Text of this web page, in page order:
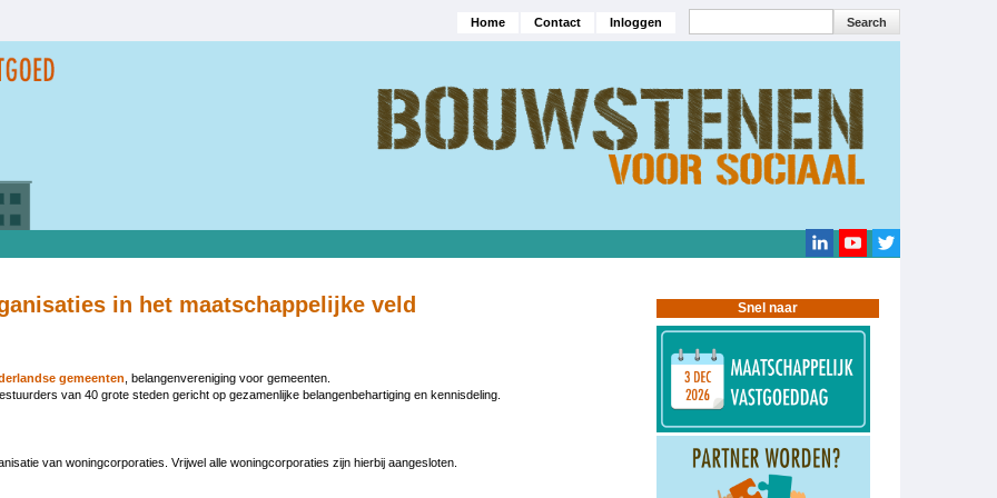
Search
Hoofdnavigatie
Home Contact Inloggen
in het maatschappelijke veld
gemeenten , belangenvereniging voor gemeenten.
van 40 grote steden gericht op gezamenlijke belangenbehartiging en kennisdeling.
van woningcorporaties. Vrijwel alle woningcorporaties zijn hierbij aangesloten.
Snel naar